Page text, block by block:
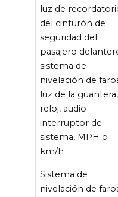
luz de
del cinturón de
seguridad del
pasajero
sistema de
nivelación de
luz de la guantera,
reloj, audio
interruptor de
sistema, MPH o
km/h
Sistema de
nivelación de